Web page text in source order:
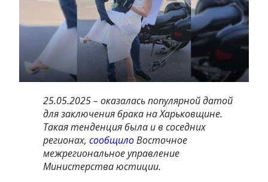
25.05.2025 – оказалась популярной датой
для заключения брака на Харьковщине.
Такая тенденция была и в соседних
регионах,сообщилоВосточное
межрегиональное управление
Министерства юстиции.